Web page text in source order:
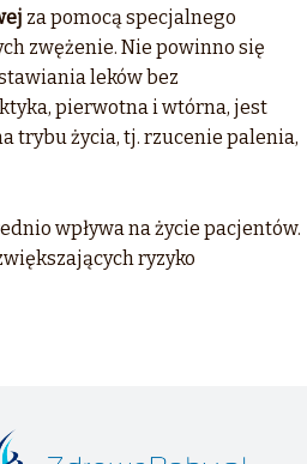
za pomocą specjalnego
zwężenie. Nie powinno się
leków bez
pierwotna i wtórna, jest
trybu życia, tj. rzucenie palenia,
wpływa na życie pacjentów.
ryzyko